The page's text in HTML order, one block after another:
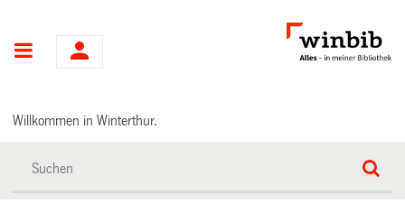
Hauptnavigation
Willkommen in Winterthur.